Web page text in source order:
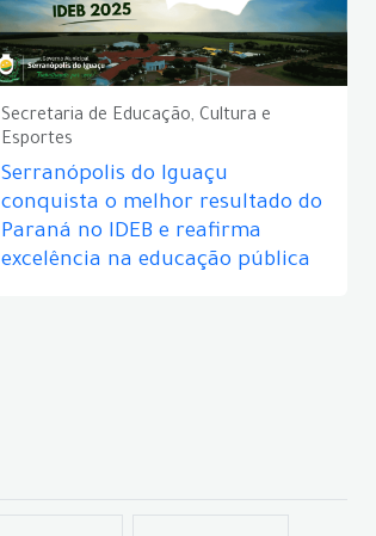
Secretaria de Educação, Cultura e
Esportes
Serranópolis do Iguaçu
conquista o melhor resultado do
Paraná no IDEB e reafirma
excelência na educação pública